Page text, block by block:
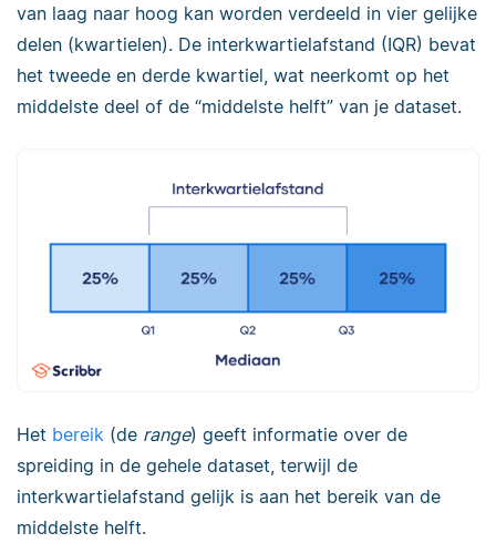
van laag naar hoog kan worden verdeeld in vier gelijke
delen (kwartielen). De interkwartielafstand (IQR) bevat
het tweede en derde kwartiel, wat neerkomt op het
middelste deel of de “middelste helft” van je dataset.
Het bereik (de range) geeft informatie over de
spreiding in de gehele dataset, terwijl de
interkwartielafstand gelijk is aan het bereik van de
middelste helft.